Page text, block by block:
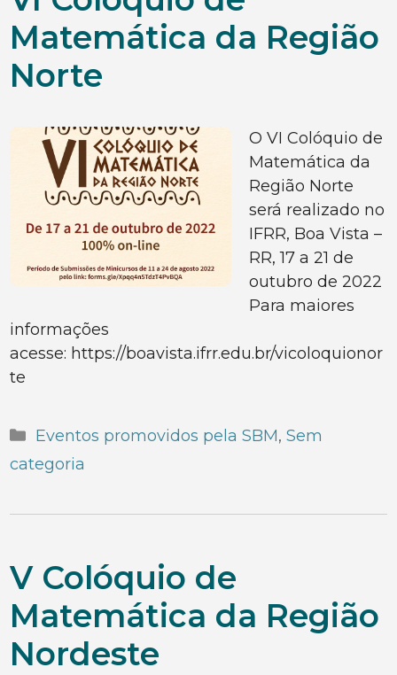
Matemática da Região
Norte
O VI Colóquio de
Matemática da
Região Norte
será realizado no
IFRR, Boa Vista –
RR, 17 a 21 de
outubro de 2022
Para maiores
informações
acesse: https://boavista.ifrr.edu.br/vicoloquionor
te
Categorias
Eventos promovidos pela SBM, Sem
categoria
V Colóquio de
Matemática da Região
Nordeste